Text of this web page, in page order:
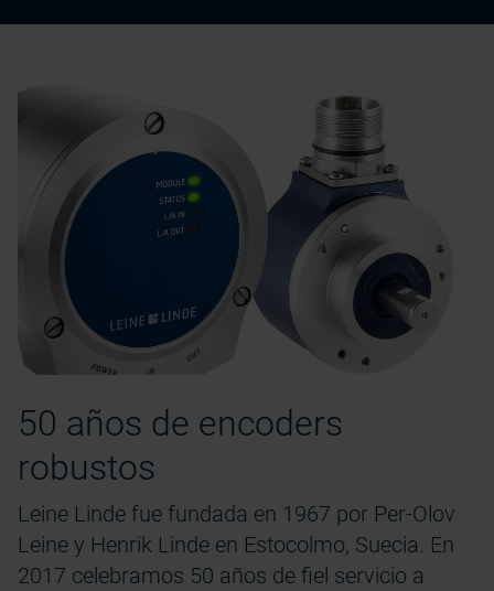
50 años de encoders
robustos
Leine Linde fue fundada en 1967 por Per-Olov
Leine y Henrik Linde en Estocolmo, Suecia. En
2017 celebramos 50 años de fiel servicio a